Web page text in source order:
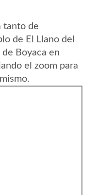
tanto de
de El Llano del
Boyaca en
el zoom para